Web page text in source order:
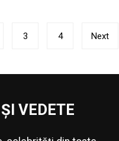
3 4 Next
VEDETE